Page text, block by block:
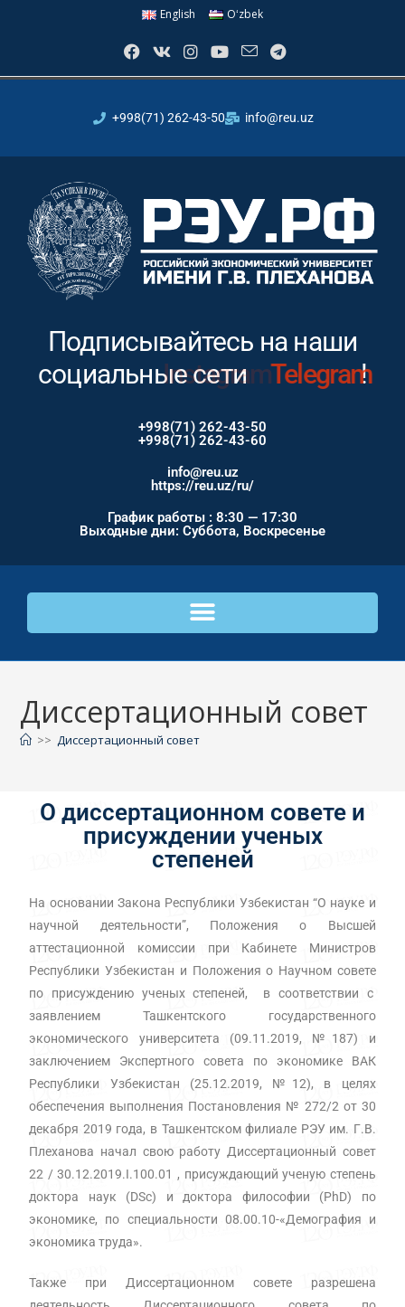
English Oʻzbek
+998(71) 262-43-50 info@reu.uz
Подписывайтесь на наши
социальные сетиInstagram!
+998(71) 262-43-50
+998(71) 262-43-60
info@reu.uz
https://reu.uz/ru/
График работы : 8:30 — 17:30
Выходные дни: Суббота, Воскресенье
Диссертационный совет
>> Диссертационный совет
О диссертационном совете и
присуждении ученых
степеней
На основании Закона Республики Узбекистан “О науке и
научной деятельности”, Положения о Высшей
аттестационной комиссии при Кабинете Министров
Республики Узбекистан и Положения о Научном совете
по присуждению ученых степеней, в соответствии с
заявлением Ташкентского государственного
экономического университета (09.11.2019, №187) и
заключением Экспертного совета по экономике ВАК
Республики Узбекистан (25.12.2019, №12), в целях
обеспечения выполнения Постановления № 272/2 от 30
декабря 2019 года, в Ташкентском филиале РЭУ им. Г.В.
Плеханова начал свою работу Диссертационный совет
22 / 30.12.2019.I.100.01 , присуждающий ученую степень
доктора наук (DSc) и доктора философии (PhD) по
экономике, по специальности 08.00.10-«Демография и
экономика труда».
Также при Диссертационном совете разрешена